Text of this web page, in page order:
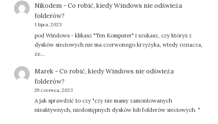
Nikodem-Co robić, kiedy Windows nie odświeża
folderów?
1 lipca, 2023
pod Windows - klikasz "Ten Komputer" i szukasz, czy któryś z
dysków sieciowych nie ma czerwonego krzyżyka, wtedy oznacza,
że…
Marek-Co robić, kiedy Windows nie odświeża
folderów?
29 czerwca, 2023
A jak sprawdzić to czy "czy nie mamy zamontowanych
nieaktywnych, niedostępnych dysków lub folderów sieciowych. "